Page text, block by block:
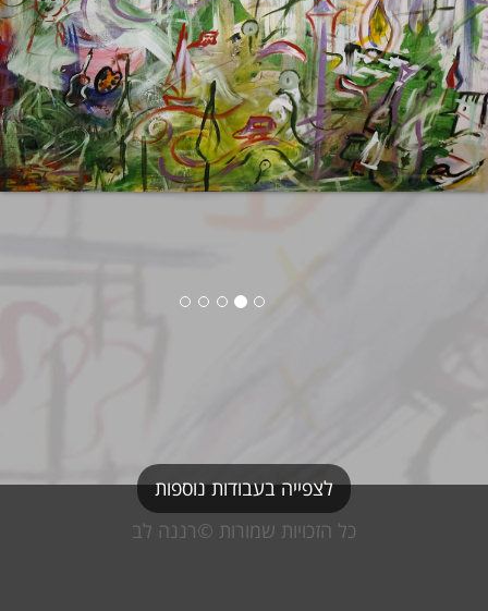
לצפייה בעבודות נוספות
כל הזכויות שמורות ©רננה לב